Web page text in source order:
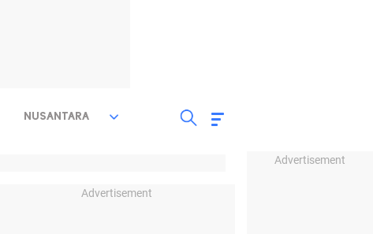
Advertisement
NUSANTARA
Advertisement